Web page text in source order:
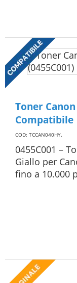
Toner
Compatibile
COD: TCCAN040HY.
0455C001 –
Giallo per
fino a 10.000